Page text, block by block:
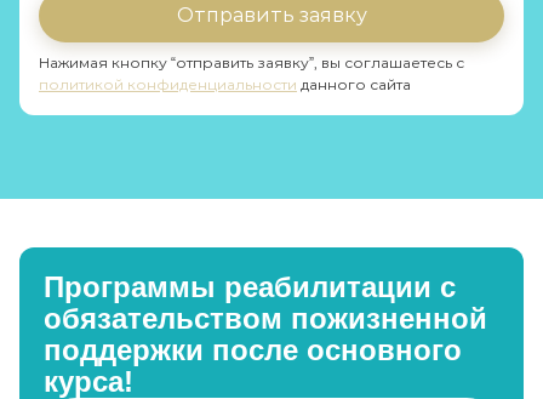
Отправить заявку
Нажимая кнопку “отправить заявку”, вы соглашаетесь с
политикой конфиденциальности данного сайта
Программы реабилитации с
обязательством пожизненной
поддержки после основного
курса!